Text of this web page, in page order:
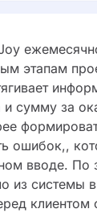
этапам
и сумму за
ошибок,,
вводе. По
из системы